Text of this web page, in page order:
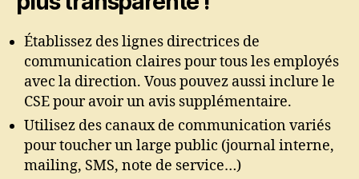
Établissez des lignes directrices de
communication claires pour tous les employés
avec la direction. Vous pouvez aussi inclure le
CSE pour avoir un avis supplémentaire.
Utilisez des canaux de communication variés
pour toucher un large public (journal interne,
mailing, SMS, note de service…)